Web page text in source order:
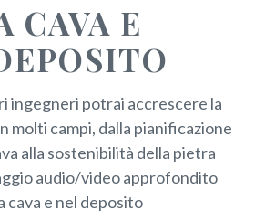
CAVA E
ingegneri potrai accrescere la
molti campi, dalla pianificazione
alla sostenibilità della pietra
audio/video approfondito
cava e nel deposito